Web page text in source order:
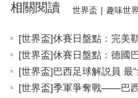
相關閱讀 世界盃 趣味世
[世界盃]休賽日盤點：完美
[世界盃]休賽日盤點：德國
[世界盃]巴西足球解説員 最“
[世界盃]季軍爭奪戰——巴西